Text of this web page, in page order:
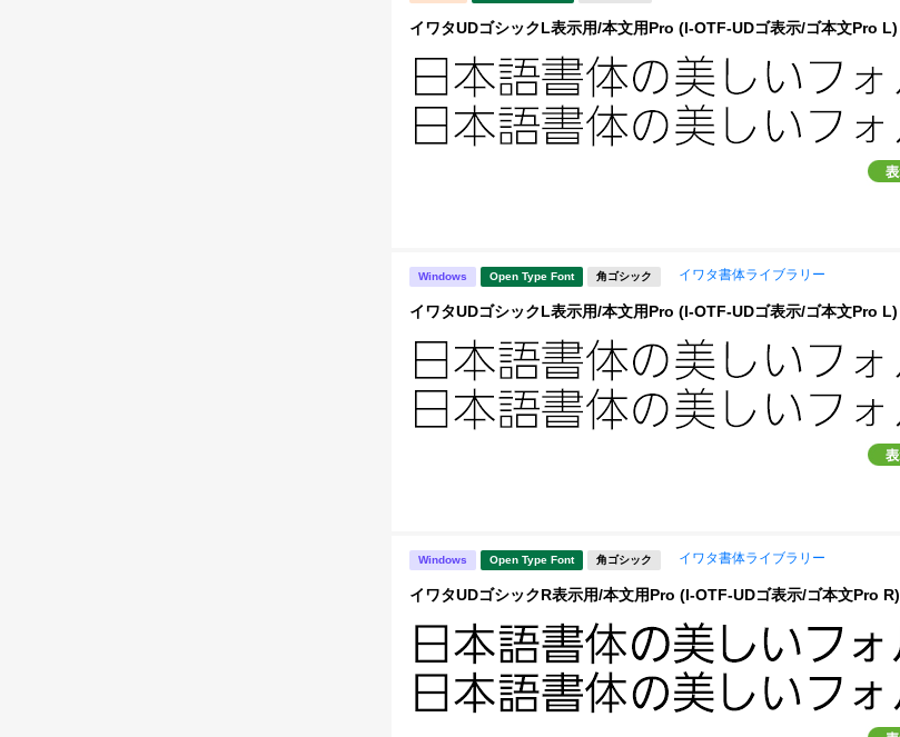
イワタUDゴシックL表示用/本文用Pro (I-OTF-UDゴ表示/ゴ本文Pro L)
Windows Open Type Font 角ゴシック イワタ書体ライブラリー
イワタUDゴシックL表示用/本文用Pro (I-OTF-UDゴ表示/ゴ本文Pro L)
Windows Open Type Font 角ゴシック イワタ書体ライブラリー
イワタUDゴシックR表示用/本文用Pro (I-OTF-UDゴ表示/ゴ本文Pro R)